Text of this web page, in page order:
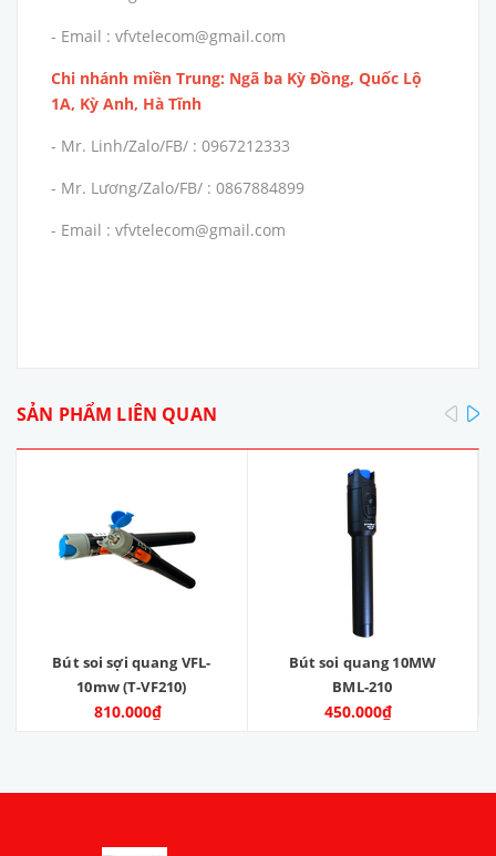
- Email : vfvtelecom@gmail.com
Chi nhánh miền Trung: Ngã ba Kỳ Đồng, Quốc Lộ
1A, Kỳ Anh, Hà Tĩnh
- Mr. Linh/Zalo/FB/ : 0967212333
- Mr. Lương/Zalo/FB/ : 0867884899
- Email : vfvtelecom@gmail.com
SẢN PHẨM LIÊN QUAN
Bút soi sợi quang VFL-
10mw (T-VF210)
810.000₫
Bút soi quang 10MW
BML-210
450.000₫